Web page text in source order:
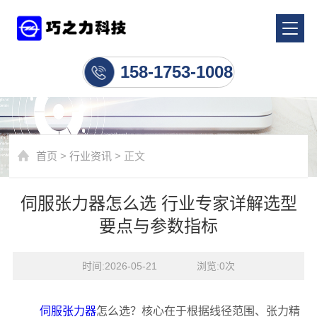
158-1753-1008
首页 >行业资讯 > 正文
伺服张力器怎么选 行业专家详解选型
要点与参数指标
时间:2026-05-21    浏览:0次
伺服张力器怎么选？核心在于根据线径范围、张力精